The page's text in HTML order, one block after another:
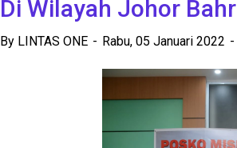
Di Wilayah Johor
By LINTAS ONE Rabu, 05 Januari 2022